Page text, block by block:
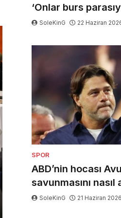
‘Onlar burs
SoleKinG 22 Haziran
SPOR
ABD’nin hocası
savunmasını nasıl
SoleKinG 21 Haziran 2026